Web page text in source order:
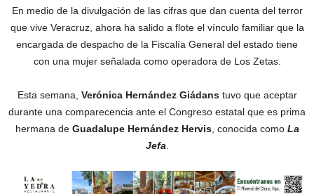
En medio de la divulgación de las cifras que dan cuenta del terror
que vive Veracruz, ahora ha salido a flote el vínculo familiar que la
encargada de despacho de la Fiscalía General del estado tiene
con una mujer señalada como operadora de Los Zetas.
Esta semana, Verónica Hernández Giádanstuvo que aceptar
durante una comparecencia ante el Congreso estatal que es prima
hermana de Guadalupe Hernández Hervis, conocida como La
Jefa